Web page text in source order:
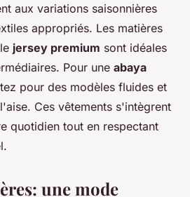
aux variations saisonnières
appropriés. Les matières
jersey premium sont idéales
Pour une abaya
pour des modèles fluides et
Ces vêtements s'intègrent
quotidien tout en respectant
une mode